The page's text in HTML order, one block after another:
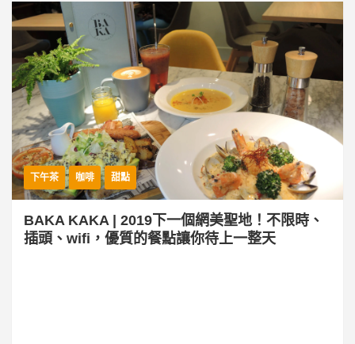
下午茶 咖啡 甜點
BAKA KAKA | 2019下一個網美聖地！不限時、
插頭、wifi，優質的餐點讓你待上一整天